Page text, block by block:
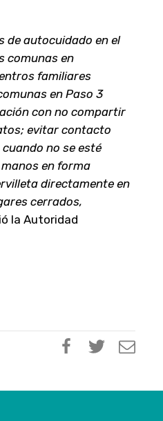
de autocuidado en el
comunas en
familiares
en Paso 3
con no compartir
evitar contacto
no se esté
en forma
directamente en
cerrados,
la Autoridad